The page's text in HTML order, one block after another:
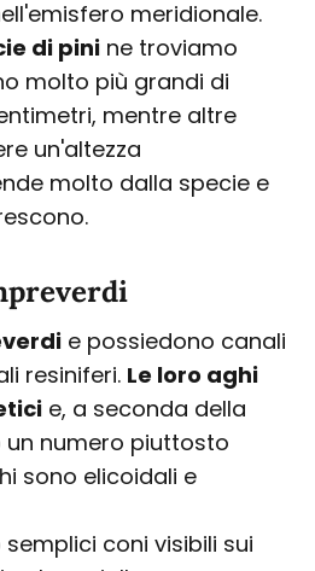
meridionale.
di pini ne troviamo
molto più grandi di
mentre altre
un'altezza
molto dalla specie e
e possiedono canali
resiniferi. Le loro aghi
e, a seconda della
numero piuttosto
sono elicoidali e
coni visibili sui